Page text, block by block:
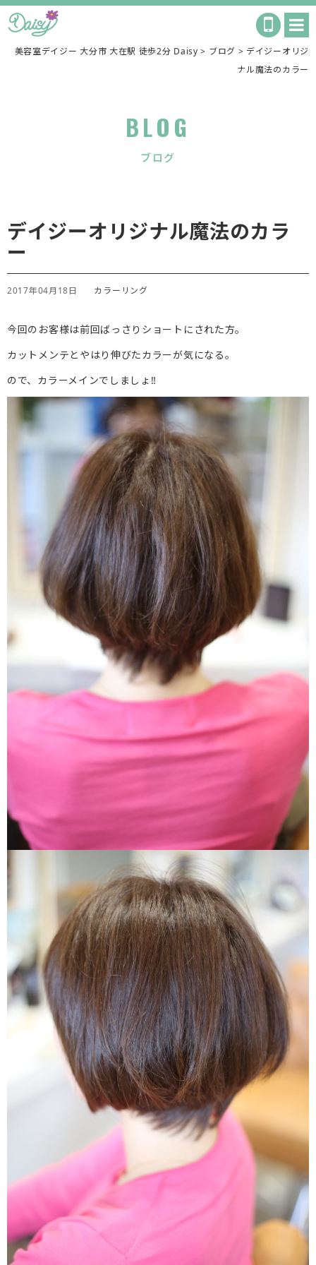
美容室デイジー 大分市 大在駅 徒歩2分 Daisy > ブログ > デイジーオリジ
ナル魔法のカラー
BLOG
ブログ
デイジーオリジナル魔法のカラ
ー
2017年04月18日 カラーリング
今回のお客様は前回ばっさりショートにされた方。
カットメンテとやはり伸びたカラーが気になる。
ので、カラーメインでしましょ‼︎